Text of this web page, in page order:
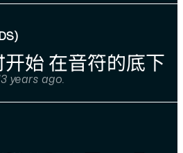
始 在音符的底下
years ago.